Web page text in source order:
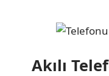
Akılı